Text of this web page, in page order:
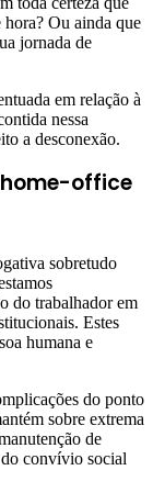
Ou ainda que
jornada de
em relação à
nessa
a desconexão.
office
sobretudo
do trabalhador em
Estes
humana e
do ponto
sobre extrema
de
convívio social